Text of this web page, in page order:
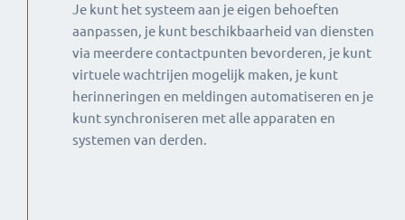
Je kunt het systeem aan je eigen behoeften
aanpassen, je kunt beschikbaarheid van diensten
via meerdere contactpunten bevorderen, je kunt
virtuele wachtrijen mogelijk maken, je kunt
herinneringen en meldingen automatiseren en je
kunt synchroniseren met alle apparaten en
systemen van derden.